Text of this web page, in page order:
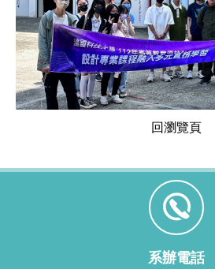
回瀏覽頁
系辦電話